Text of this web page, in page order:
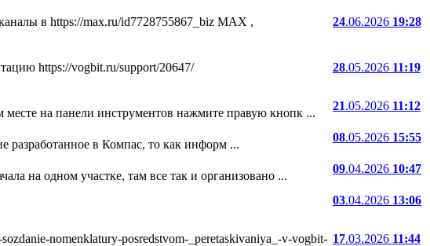
в https://max.ru/id7728755867_biz MAX ,
24.06.2026 19:28
https://vogbit.ru/support/20647/
28.05.2026 11:19
на панели инструментов нажмите правую кнопк ...
21.05.2026 11:12
разработанное в Компас, то как информ ...
08.05.2026 15:55
на одном участке, там все так и организовано ...
09.04.2026 10:47
03.04.2026 13:06
nomenklatury-posredstvom-_peretaskivaniya_-v-vogbit- 17.03.2026 11:44